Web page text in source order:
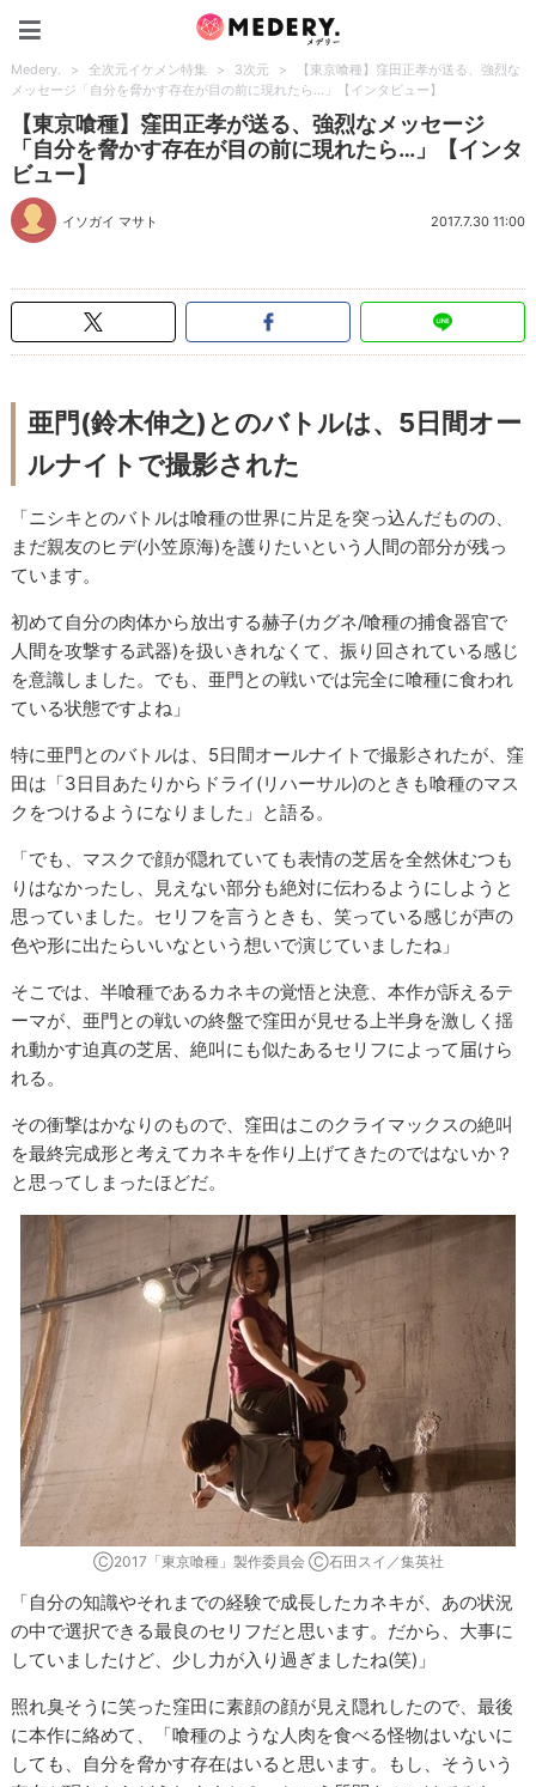
Medery. > 全次元イケメン特集 > 3次元 >
【東京喰種】窪田正孝が送る、強烈な
メッセージ「自分を脅かす存在が目の前に現れたら…」【インタビュー】
【東京喰種】窪田正孝が送る、強烈なメッセージ
「自分を脅かす存在が目の前に現れたら…」【インタ
ビュー】
イソガイ マサト 2017.7.30 11:00
亜門(鈴木伸之)とのバトルは、5日間オー
ルナイトで撮影された
「ニシキとのバトルは喰種の世界に片足を突っ込んだものの、
まだ親友のヒデ(小笠原海)を護りたいという人間の部分が残っ
ています。
初めて自分の肉体から放出する赫子(カグネ/喰種の捕食器官で
人間を攻撃する武器)を扱いきれなくて、振り回されている感じ
を意識しました。でも、亜門との戦いでは完全に喰種に食われ
ている状態ですよね」
特に亜門とのバトルは、5日間オールナイトで撮影されたが、窪
田は「3日目あたりからドライ(リハーサル)のときも喰種のマス
クをつけるようになりました」と語る。
「でも、マスクで顔が隠れていても表情の芝居を全然休むつも
りはなかったし、見えない部分も絶対に伝わるようにしようと
思っていました。セリフを言うときも、笑っている感じが声の
色や形に出たらいいなという想いで演じていましたね」
そこでは、半喰種であるカネキの覚悟と決意、本作が訴えるテ
ーマが、亜門との戦いの終盤で窪田が見せる上半身を激しく揺
れ動かす迫真の芝居、絶叫にも似たあるセリフによって届けら
れる。
その衝撃はかなりのもので、窪田はこのクライマックスの絶叫
を最終完成形と考えてカネキを作り上げてきたのではないか？
と思ってしまったほどだ。
Ⓒ2017「東京喰種」製作委員会 Ⓒ石田スイ／集英社
「自分の知識やそれまでの経験で成長したカネキが、あの状況
の中で選択できる最良のセリフだと思います。だから、大事に
していましたけど、少し力が入り過ぎましたね(笑)」
照れ臭そうに笑った窪田に素顔の顔が見え隠れしたので、最後
に本作に絡めて、「喰種のような人肉を食べる怪物はいないに
しても、自分を脅かす存在はいると思います。もし、そういう